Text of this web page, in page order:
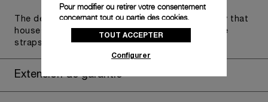
The design includes a convenient drawer or a tray that
houses the second strap and tools to change the
straps, if applicable to the specific watch model.
Extension de garantie
Pour modifier ou retirer votre consentement
concernant tout ou partie des cookies,
cliquez sur « Configurer » ou consultez notre
politique des cookiespour obtenir plus
donnez votre consentement pour l’utilisation
des cookies susmentionnés
TOUT ACCEPTER
Configurer